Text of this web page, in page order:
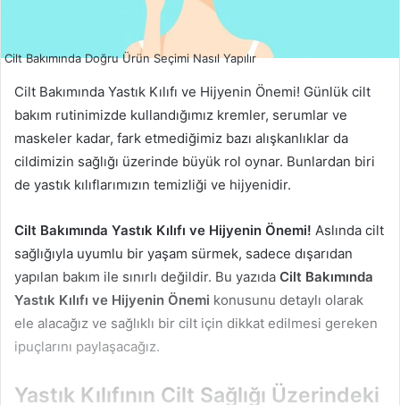
Cilt Bakımında Doğru Ürün Seçimi Nasıl Yapılır
Cilt Bakımında Yastık Kılıfı ve Hijyenin Önemi! Günlük cilt
bakım rutinimizde kullandığımız kremler, serumlar ve
maskeler kadar, fark etmediğimiz bazı alışkanlıklar da
cildimizin sağlığı üzerinde büyük rol oynar. Bunlardan biri
de yastık kılıflarımızın temizliği ve hijyenidir.
Cilt Bakımında Yastık Kılıfı ve Hijyenin Önemi! Aslında cilt
sağlığıyla uyumlu bir yaşam sürmek, sadece dışarıdan
yapılan bakım ile sınırlı değildir. Bu yazıda Cilt Bakımında
Yastık Kılıfı ve Hijyenin Önemi konusunu detaylı olarak
ele alacağız ve sağlıklı bir cilt için dikkat edilmesi gereken
ipuçlarını paylaşacağız.
Yastık Kılıfının Cilt Sağlığı Üzerindeki